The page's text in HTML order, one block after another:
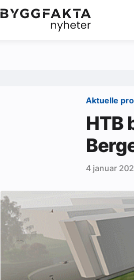
Jobbmarkedet
Tips oss
Ledige stillinger
Aktuelle
HTB
4 januar